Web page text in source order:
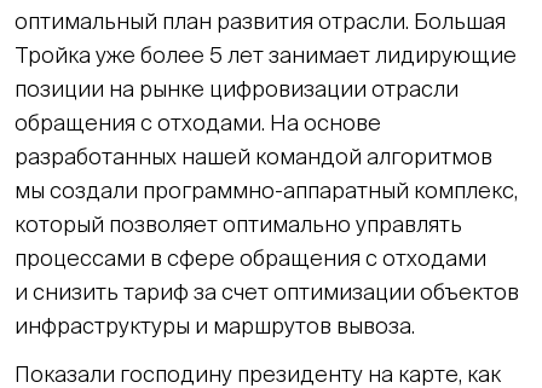
оптимальный план развития отрасли. Большая
Тройка уже более 5 лет занимает лидирующие
позиции на рынке цифровизации отрасли
обращения с отходами. На основе
разработанных нашей командой алгоритмов
мы создали программно-аппаратный комплекс,
который позволяет оптимально управлять
процессами в сфере обращения с отходами
и снизить тариф за счет оптимизации объектов
инфраструктуры и маршрутов вывоза.
Показали господину президенту на карте, как